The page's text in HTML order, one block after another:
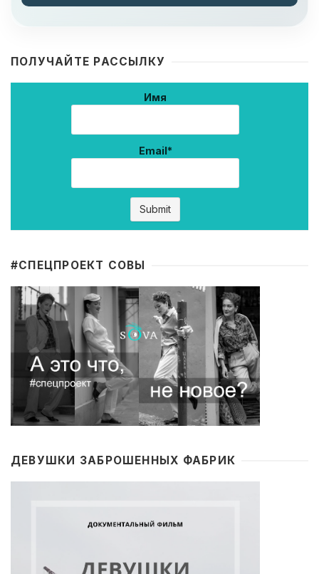
ПОЛУЧАЙТЕ РАССЫЛКУ
Имя
Email*
#CПЕЦПРОЕКТ СОВЫ
ДЕВУШКИ ЗАБРОШЕННЫХ ФАБРИК